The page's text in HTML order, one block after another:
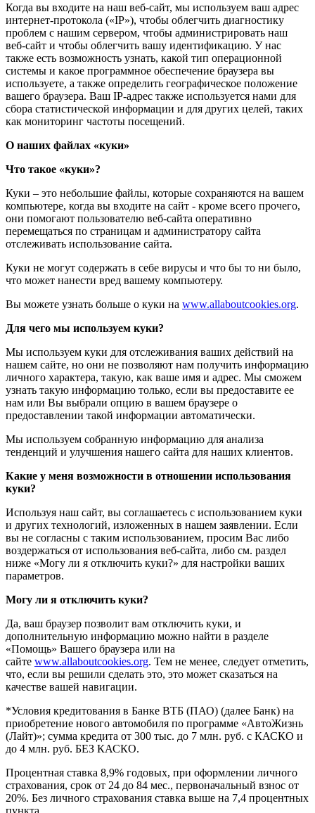
Когда вы входите на наш веб-сайт, мы используем ваш адрес
интернет-протокола («IP»), чтобы облегчить диагностику
проблем с нашим сервером, чтобы администрировать наш
веб-сайт и чтобы облегчить вашу идентификацию. У нас
также есть возможность узнать, какой тип операционной
системы и какое программное обеспечение браузера вы
используете, а также определить географическое положение
вашего браузера. Ваш IP-адрес также используется нами для
сбора статистической информации и для других целей, таких
как мониторинг частоты посещений.
О наших файлах «куки»
Что такое «куки»?
Куки – это небольшие файлы, которые сохраняются на вашем
компьютере, когда вы входите на сайт - кроме всего прочего,
они помогают пользователю веб-сайта оперативно
перемещаться по страницам и администратору сайта
отслеживать использование сайта.
Куки не могут содержать в себе вирусы и что бы то ни было,
что может нанести вред вашему компьютеру.
Вы можете узнать больше о куки на www.allaboutcookies.org.
Для чего мы используем куки?
Мы используем куки для отслеживания ваших действий на
нашем сайте, но они не позволяют нам получить информацию
личного характера, такую, как ваше имя и адрес. Мы сможем
узнать такую информацию только, если вы предоставите ее
нам или Вы выбрали опцию в вашем браузере о
предоставлении такой информации автоматически.
Мы используем собранную информацию для анализа
тенденций и улучшения нашего сайта для наших клиентов.
Какие у меня возможности в отношении использования
куки?
Используя наш сайт, вы соглашаетесь с использованием куки
и других технологий, изложенных в нашем заявлении. Если
вы не согласны с таким использованием, просим Вас либо
воздержаться от использования веб-сайта, либо см. раздел
ниже «Могу ли я отключить куки?» для настройки ваших
параметров.
Могу ли я отключить куки?
Да, ваш браузер позволит вам отключить куки, и
дополнительную информацию можно найти в разделе
«Помощь» Вашего браузера или на
сайте www.allaboutcookies.org. Тем не менее, следует отметить,
что, если вы решили сделать это, это может сказаться на
качестве вашей навигации.
*Условия кредитования в Банке ВТБ (ПАО) (далее Банк) на
приобретение нового автомобиля по программе «АвтоЖизнь
(Лайт)»; сумма кредита от 300 тыс. до 7 млн. руб. с КАСКО и
до 4 млн. руб. БЕЗ КАСКО.
Процентная ставка 8,9% годовых, при оформлении личного
страхования, срок от 24 до 84 мес., первоначальный взнос от
20%. Без личного страхования ставка выше на 7,4 процентных
пункта.